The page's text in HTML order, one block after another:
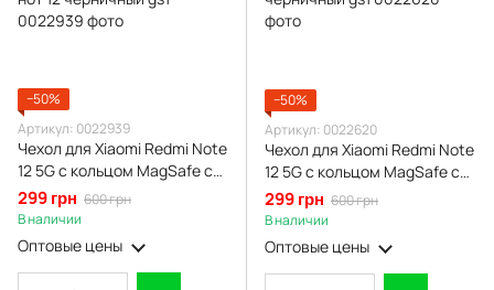
−50%
Артикул: 0022939
Чехол для Xiaomi Redmi Note
12 5G с кольцом MagSafe с
золотой окантовкой на
сяоми редми нот 12
черничный gs1
299 грн 600 грн
В наличии
Оптовые цены
−50%
Артикул: 0022620
Чехол для Xiaomi Redmi Note
12 5G с кольцом MagSafe с
золотой окантовкой на
редми нот 12 черничный gs1
299 грн 600 грн
В наличии
Оптовые цены